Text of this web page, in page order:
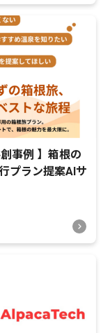
事例 】箱根の
プラン提案AIサ